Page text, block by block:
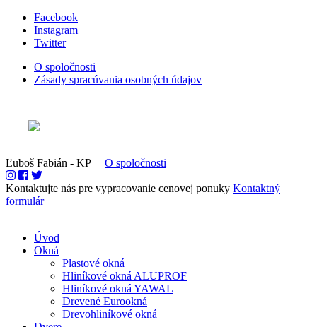
Facebook
Instagram
Twitter
O spoločnosti
Zásady spracúvania osobných údajov
Ľuboš Fabián - KP O spoločnosti
Kontaktujte nás pre vypracovanie cenovej ponuky Kontaktný
formulár
Úvod
Okná
Plastové okná
Hliníkové okná ALUPROF
Hliníkové okná YAWAL
Drevené Eurookná
Drevohliníkové okná